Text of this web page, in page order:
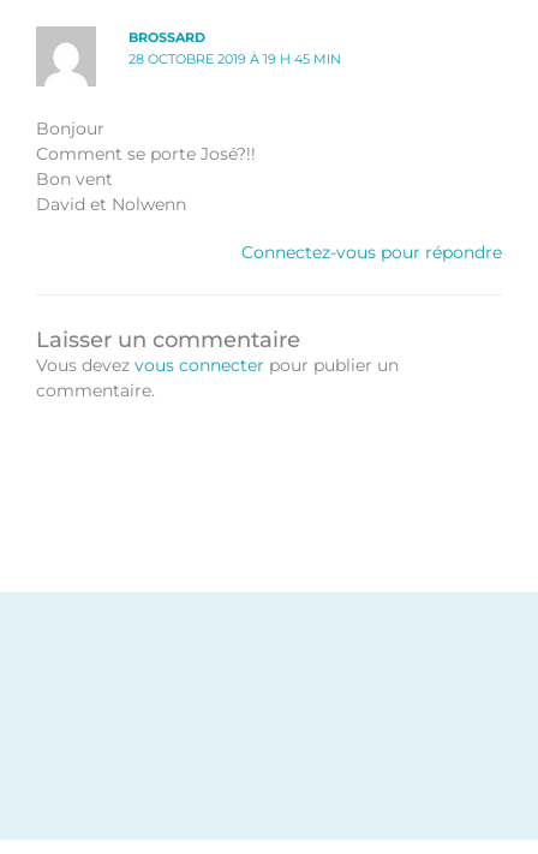
BROSSARD
28 OCTOBRE 2019 À 19 H 45 MIN
Bonjour
Comment se porte José?!!
Bon vent
David et Nolwenn
Connectez-vous pour répondre
Laisser un commentaire
Vous devez vous connecter pour publier un
commentaire.